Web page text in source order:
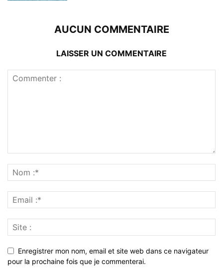
AUCUN COMMENTAIRE
LAISSER UN COMMENTAIRE
Enregistrer mon nom, email et site web dans ce navigateur
pour la prochaine fois que je commenterai.